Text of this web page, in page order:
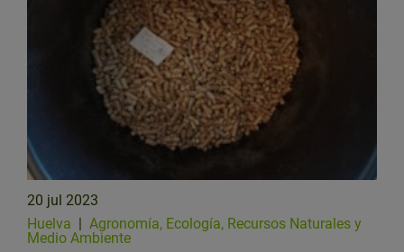
20 jul 2023
Huelva | Agronomía, Ecología, Recursos Naturales y
Medio Ambiente